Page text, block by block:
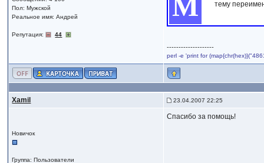
Пол: Мужской
Реальное имя: Андрей
Репутация: 44
тему
--------------------
perl -e 'print for
Xamil 23.04.2007 22:25
Новичок
Группа: Пользователи
Спасибо за помощь!